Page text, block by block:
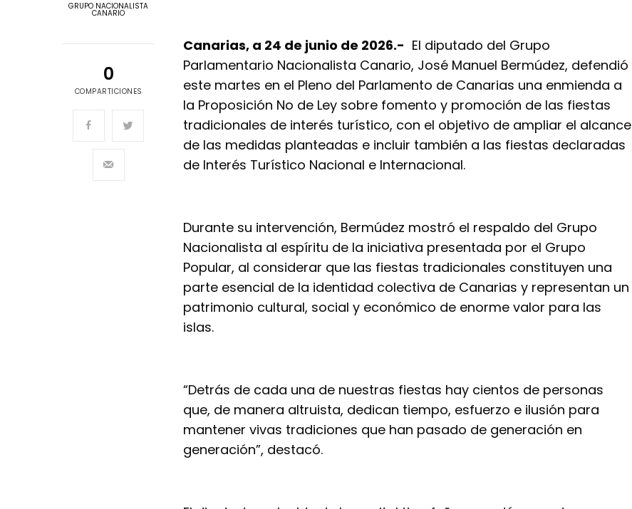
GRUPO NACIONALISTA
CANARIO
0
COMPARTICIONES
Canarias, a 24 de junio de 2026.- El diputado del Grupo
Parlamentario Nacionalista Canario, José Manuel Bermúdez, defendió
este martes en el Pleno del Parlamento de Canarias una enmienda a
la Proposición No de Ley sobre fomento y promoción de las fiestas
tradicionales de interés turístico, con el objetivo de ampliar el alcance
de las medidas planteadas e incluir también a las fiestas declaradas
de Interés Turístico Nacional e Internacional.
Durante su intervención, Bermúdez mostró el respaldo del Grupo
Nacionalista al espíritu de la iniciativa presentada por el Grupo
Popular, al considerar que las fiestas tradicionales constituyen una
parte esencial de la identidad colectiva de Canarias y representan un
patrimonio cultural, social y económico de enorme valor para las
islas.
“Detrás de cada una de nuestras fiestas hay cientos de personas
que, de manera altruista, dedican tiempo, esfuerzo e ilusión para
mantener vivas tradiciones que han pasado de generación en
generación”, destacó.